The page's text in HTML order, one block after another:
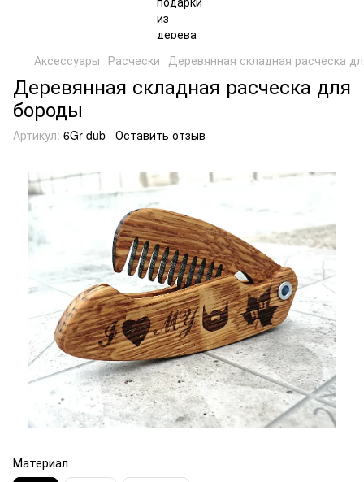
Аксессуары Расчески Деревянная складная расческа
Деревянная складная расческа для
бороды
Артикул: 6Gr-dub Оставить отзыв
Материал